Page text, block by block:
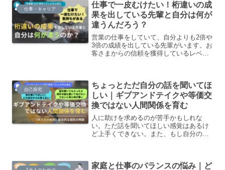
い〉領域に取り組むときのポイントがあ
ったら知りたいです。
仕事・キャリア
仕事で一皮むけたい！桁違いの成
果を出している先輩と自分は何が
違うんだろう？
営業の仕事をしていて、自分よりも2倍や
3倍の成績を出している先輩がいます。お
客さまからの信頼を獲得しているレベル
いう風に傍から見ていて思うんですけど
も、具体的に自分とどう違うのかという
のはよくわからない状態です。自分と先
輩の違いは何なのか。どうしたら先輩に
近づけるのか、探究してみたいです。
自己探究
ちょっとただ自分の話を聞いてほ
しい｜ギブアンドテイクや等価交
換ではない人間関係を育む
人に助けを求めるのが苦手かもしれな
い。ただ話を聞いてほしい感覚はあるけ
ど上手くできない。また、もし自分の話
家庭と仕事のバランスの悩み｜ど